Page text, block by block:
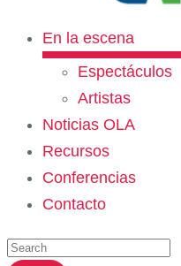
En la escena
Espectáculos
Artistas
Noticias OLA
Recursos
Conferencias
Contacto